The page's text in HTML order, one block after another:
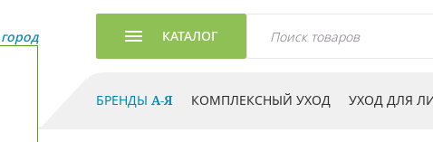
КАТАЛОГ
БРЕНДЫ А-Я КОМПЛЕКСНЫЙ УХОД УХОД ДЛЯ